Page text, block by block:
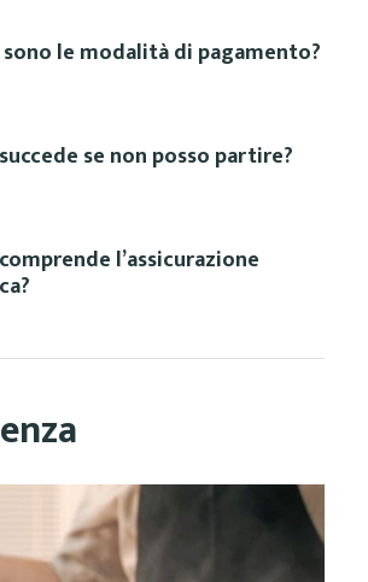
le modalità di pagamento?
se non posso partire?
l’assicurazione